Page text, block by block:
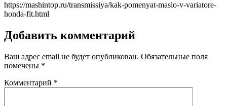
https://mashintop.ru/transmissiya/kak-pomenyat-maslo-v-variatore-
honda-fit.html
Добавить комментарий
Ваш адрес email не будет опубликован. Обязательные поля
помечены *
Комментарий *